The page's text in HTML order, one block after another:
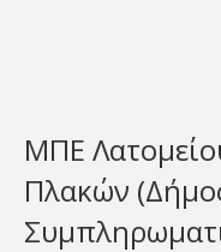
ΜΠΕ
Πλακών